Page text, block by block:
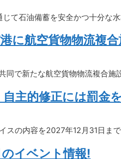
て石油備蓄を安全かつ十分な
に航空貨物物流複
同で新たな航空貨物物流複合施
主的修正には罰金
スの内容を2027年12月31日ま
イベント情報!